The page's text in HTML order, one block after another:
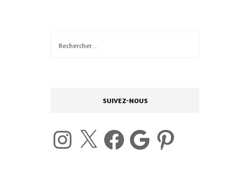
Rechercher :
SUIVEZ-NOUS
Instagram Facebook Google Pinterest